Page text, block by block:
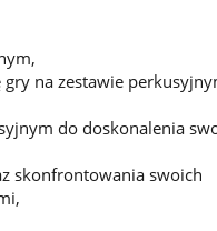
na zestawie
do doskonalenia
skonfrontowania swoich